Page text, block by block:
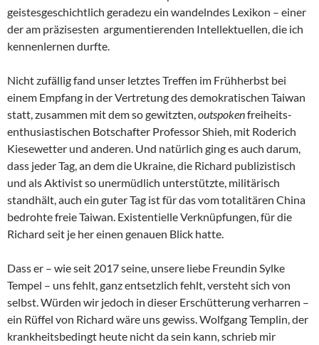
geistesgeschichtlich geradezu ein wandelndes Lexikon – einer
der am präzisesten argumentierenden Intellektuellen, die ich
kennenlernen durfte.
Nicht zufällig fand unser letztes Treffen im Frühherbst bei
einem Empfang in der Vertretung des demokratischen Taiwan
statt, zusammen mit dem so gewitzten,outspokenfreiheits-
enthusiastischen Botschafter Professor Shieh, mit Roderich
Kiesewetter und anderen. Und natürlich ging es auch darum,
dass jeder Tag, an dem die Ukraine, die Richard publizistisch
und als Aktivist so unermüdlich unterstützte, militärisch
standhält, auch ein guter Tag ist für das vom totalitären China
bedrohte freie Taiwan. Existentielle Verknüpfungen, für die
Richard seit je her einen genauen Blick hatte.
Dass er – wie seit 2017 seine, unsere liebe Freundin Sylke
Tempel – uns fehlt, ganz entsetzlich fehlt, versteht sich von
selbst. Würden wir jedoch in dieser Erschütterung verharren –
ein Rüffel von Richard wäre uns gewiss. Wolfgang Templin, der
krankheitsbedingt heute nicht da sein kann, schrieb mir